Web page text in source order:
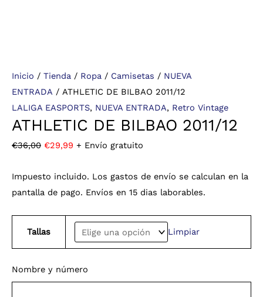
Inicio / Tienda / Ropa / Camisetas / NUEVA
ENTRADA / ATHLETIC DE BILBAO 2011/12
LALIGA EASPORTS, NUEVA ENTRADA, Retro Vintage
ATHLETIC DE BILBAO 2011/12
€36,00 €29,99 + Envío gratuito
Impuesto incluido. Los gastos de envío se calculan en la
pantalla de pago. Envíos en 15 dias laborables.
Tallas Limpiar
Nombre y número